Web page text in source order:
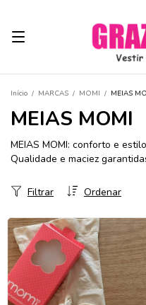
Início / MARCAS / MOMI / MEIAS
MEIAS MOMI
MEIAS MOMI: conforto e
Qualidade e maciez
Ordenar
Filtrar